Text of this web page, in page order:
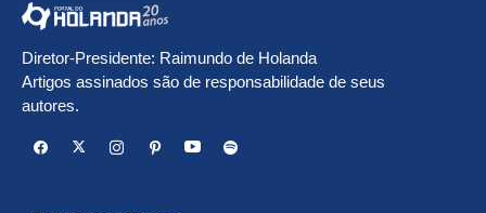
Diretor-Presidente: Raimundo de Holanda
Artigos assinados são de responsabilidade de seus
autores.